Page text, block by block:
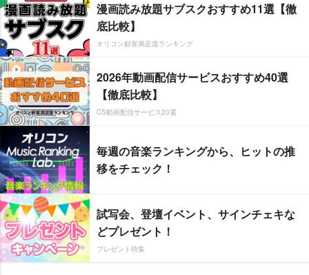
漫画読み放題サブスクおすすめ11選【徹
底比較】
オリコン顧客満足度ランキング
2026年動画配信サービスおすすめ40選
【徹底比較】
CS動画配信サービス20選
毎週の音楽ランキングから、ヒットの推
移をチェック！
試写会、登壇イベント、サインチェキな
どプレゼント！
プレゼント特集